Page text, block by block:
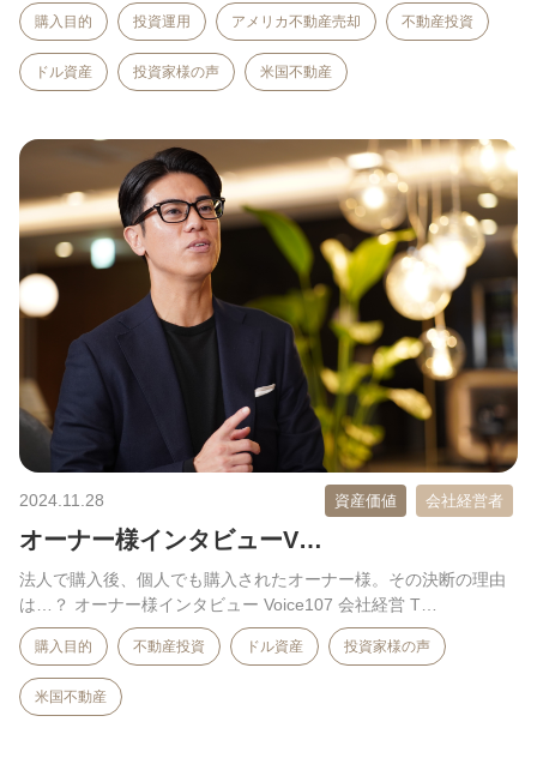
購入目的 投資運用 アメリカ不動産売却 不動産投資
ドル資産 投資家様の声 米国不動産
2024.11.28 資産価値 会社経営者
オーナー様インタビューV…
法人で購入後、個人でも購入されたオーナー様。その決断の理由
は…？ オーナー様インタビュー Voice107 会社経営 T…
購入目的 不動産投資 ドル資産 投資家様の声
米国不動産